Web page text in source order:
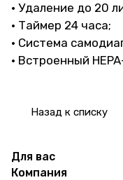
• Удаление до 20
• Таймер 24 часа;
• Система
• Встроенный
Назад к списку
Для вас
Компания